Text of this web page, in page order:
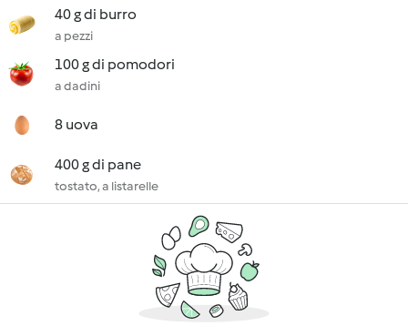
40 g di burro
a pezzi
100 g di pomodori
a dadini
8 uova
400 g di pane
tostato, a listarelle